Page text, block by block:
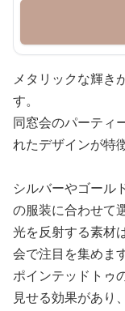
メタリックな輝き
す。
同窓会のパーティ
れたデザインが特
シルバーやゴール
の服装に合わせて
光を反射する素材
会で注目を集めます
ポインテッドトゥ
見せる効果があり